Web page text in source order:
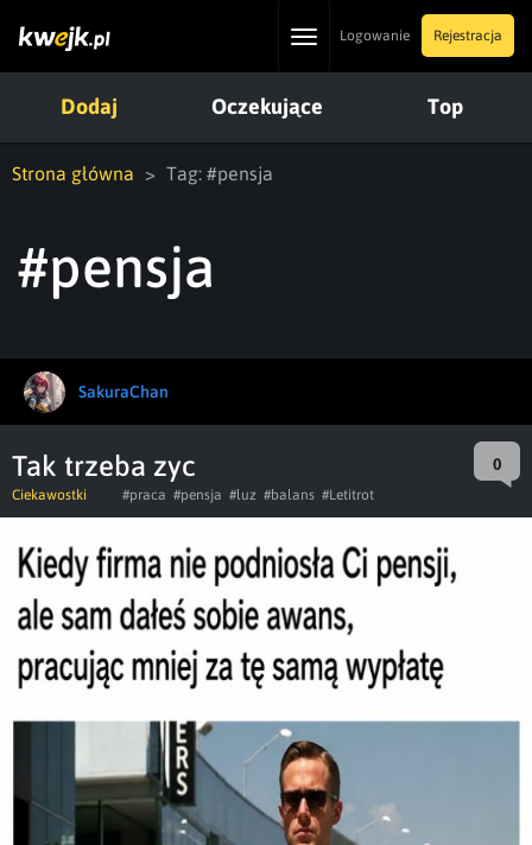
ToggleLogowanie Rejestracja
Dodaj Oczekujące Top
Strona główna Tag: #pensja
#pensja
SakuraChan
Tak trzeba zyc 0
Ciekawostki #praca #pensja #luz #balans #Letitrot